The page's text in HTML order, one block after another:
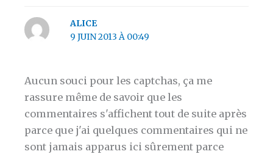
ALICE
9 JUIN 2013 À 00:49
Aucun souci pour les captchas, ça me
rassure même de savoir que les
commentaires s'affichent tout de suite après
parce que j'ai quelques commentaires qui ne
sont jamais apparus ici sûrement parce